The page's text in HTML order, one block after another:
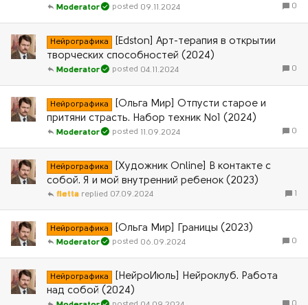
0
09.11.2024
Moderator
Нейрографика
[Edston] Арт-терапия в открытии
творческих способностей (2024)
0
04.11.2024
Moderator
Нейрографика
[Ольга Мир] Отпусти старое и
притяни страсть. Набор техник №1 (2024)
0
11.09.2024
Moderator
Нейрографика
[Художник Online] В контакте с
собой. Я и мой внутренний ребенок (2023)
1
07.09.2024
fletta
Нейрографика [Ольга Мир] Границы (2023)
0
06.09.2024
Moderator
Нейрографика
[НейроИюль] Нейроклуб. Работа
над собой (2024)